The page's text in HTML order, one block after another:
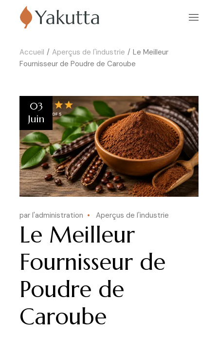
Accueil Aperçus de l'industrie
Le Meilleur
Fournisseur de Poudre de Caroube
03
Juin
par l'administration Aperçus de l'industrie
Le Meilleur
Fournisseur de
Poudre de
Caroube